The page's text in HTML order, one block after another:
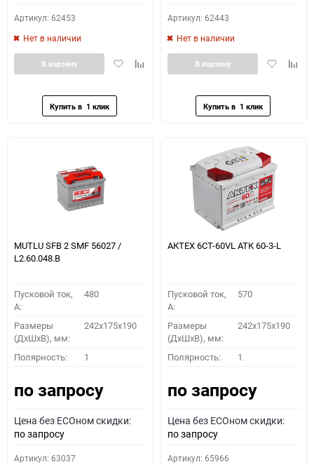
Артикул: 62453
Нет в наличии
ДобавитьДобавить
В корзину
Артикул: 62443
Нет в наличии
Добавить
В корзину
MUTLU SFB 2 SMF 56027 /
L2.60.048.B
Пусковой ток,
A:
480
Размеры
(ДхШхВ), мм:
242x175x190
Полярность: 1
по запросу
Цена без ECOном скидки:
по запросу
Артикул: 63037
АКТЕХ 6СТ-60VL АТК 60-3-L
Пусковой ток,
A:
570
Размеры
(ДхШхВ), мм:
242x175x190
Полярность: 1
по запросу
Цена без ECOном скидки:
по запросу
Артикул: 65966